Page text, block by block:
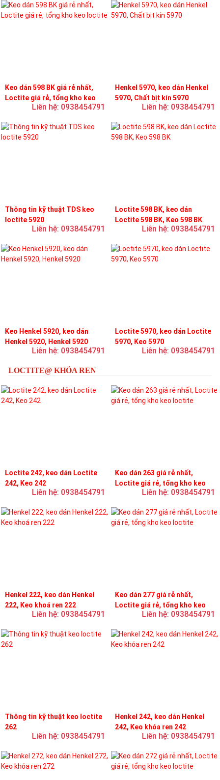
Keo dán 598 BK giá rẻ nhất,
Loctite giá rẻ, tổng kho keo
Liên hệ: 0938454791
Henkel 5970, keo dán Henkel
5970, Chất bịt kín 5970
Liên hệ: 0938454791
Thông tin kỹ thuật TDS keo
loctite 5920
Liên hệ: 0938454791
Loctite 598 BK, keo dán
Loctite 598 BK, Keo 598 BK
Liên hệ: 0938454791
Keo Henkel 5920, keo dán
Henkel 5920, Henkel 5920
Liên hệ: 0938454791
Loctite 5970, keo dán Loctite
5970, Keo 5970
Liên hệ: 0938454791
LOCTITE@ KHÓA REN
Loctite 242, keo dán Loctite
242, Keo 242
Liên hệ: 0938454791
Keo dán 263 giá rẻ nhất,
Loctite giá rẻ, tổng kho keo
Liên hệ: 0938454791
Henkel 222, keo dán Henkel
222, Keo khoá ren 222
Liên hệ: 0938454791
Keo dán 277 giá rẻ nhất,
Loctite giá rẻ, tổng kho keo
Liên hệ: 0938454791
Thông tin kỹ thuật keo loctite
262
Liên hệ: 0938454791
Henkel 242, keo dán Henkel
242, Keo khóa ren 242
Liên hệ: 0938454791